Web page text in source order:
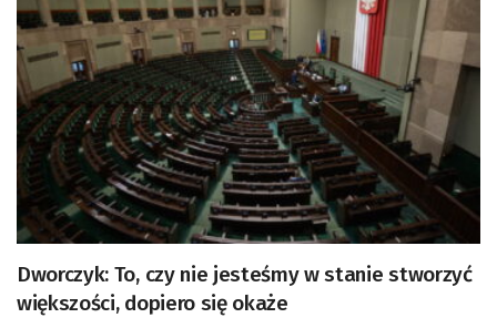
Dworczyk: To, czy nie jesteśmy w stanie stworzyć
większości, dopiero się okaże